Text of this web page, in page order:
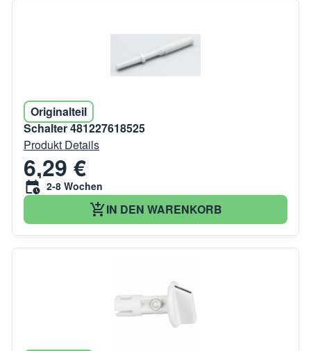
Originalteil
Schalter 481227618525
Produkt Details
6,29 €
2-8 Wochen
IN DEN WARENKORB